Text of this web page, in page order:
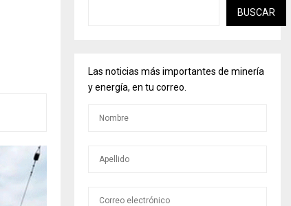
BUSCAR
Las noticias más importantes de minería
y energía, en tu correo.